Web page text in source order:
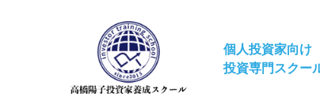
個人投資家向け
投資専門スクー